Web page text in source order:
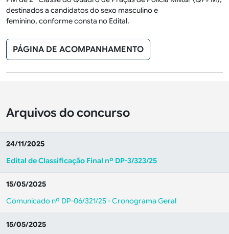
destinados a candidatos do sexo masculino e
feminino, conforme consta no Edital.
PÁGINA DE ACOMPANHAMENTO
Arquivos do concurso
24/11/2025
Edital de Classificação Final nº DP-3/323/25
15/05/2025
Comunicado nº DP-06/321/25 - Cronograma Geral
15/05/2025